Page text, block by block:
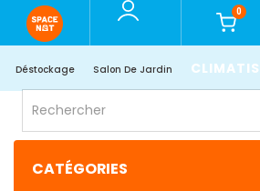
0
Déstockage Salon De Jardin
CATÉGORIES